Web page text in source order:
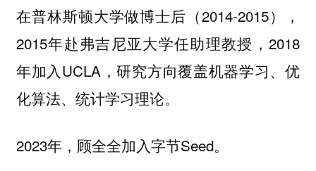
在普林斯顿大学做博士后（2014-2015），
2015年赴弗吉尼亚大学任助理教授，2018
年加入UCLA，研究方向覆盖机器学习、优
化算法、统计学习理论。
2023年，顾全全加入字节Seed。